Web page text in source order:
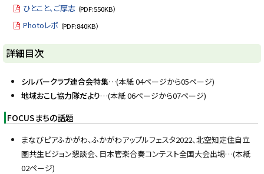
ひとこと、ご厚志 （PDF:550KB）
Photoレポ （PDF:840KB）
ト
ッ
プ
に
る
詳細目次
シルバークラブ連合会特集…(本紙 04ページから05ページ)
地域おこし協力隊だより…(本紙 06ページから07ページ)
FOCUSまちの話題
まなびピアふかがわ、ふかがわアップルフェスタ2022、北空知定住自立
圏共生ビジョン懇談会、日本管楽合奏コンテスト全国大会出場…(本紙
02ページ)